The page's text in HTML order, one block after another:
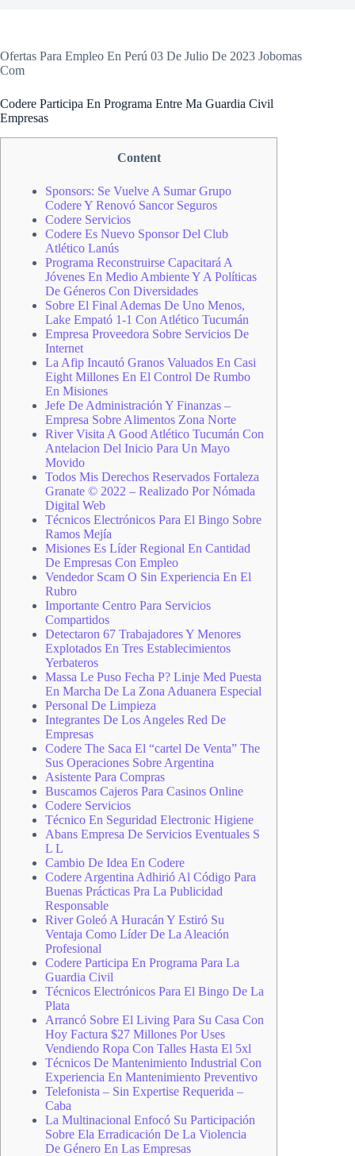
Ofertas Para Empleo En Perú 03 De Julio De 2023 Jobomas
Com
Codere Participa En Programa Entre Ma Guardia Civil
Empresas
Content
Sponsors: Se Vuelve A Sumar Grupo
Codere Y Renovó Sancor Seguros
Codere Servicios
Codere Es Nuevo Sponsor Del Club
Atlético Lanús
Programa Reconstruirse Capacitará A
Jóvenes En Medio Ambiente Y A Políticas
De Géneros Con Diversidades
Sobre El Final Ademas De Uno Menos,
Lake Empató 1-1 Con Atlético Tucumán
Empresa Proveedora Sobre Servicios De
Internet
La Afip Incautó Granos Valuados En Casi
Eight Millones En El Control De Rumbo
En Misiones
Jefe De Administración Y Finanzas –
Empresa Sobre Alimentos Zona Norte
River Visita A Good Atlético Tucumán Con
Antelacion Del Inicio Para Un Mayo
Movido
Todos Mis Derechos Reservados Fortaleza
Granate © 2022 – Realizado Por Nómada
Digital Web
Técnicos Electrónicos Para El Bingo Sobre
Ramos Mejía
Misiones Es Líder Regional En Cantidad
De Empresas Con Empleo
Vendedor Scam O Sin Experiencia En El
Rubro
Importante Centro Para Servicios
Compartidos
Detectaron 67 Trabajadores Y Menores
Explotados En Tres Establecimientos
Yerbateros
Massa Le Puso Fecha P? Linje Med Puesta
En Marcha De La Zona Aduanera Especial
Personal De Limpieza
Integrantes De Los Angeles Red De
Empresas
Codere The Saca El “cartel De Venta” The
Sus Operaciones Sobre Argentina
Asistente Para Compras
Buscamos Cajeros Para Casinos Online
Codere Servicios
Técnico En Seguridad Electronic Higiene
Abans Empresa De Servicios Eventuales S
L L
Cambio De Idea En Codere
Codere Argentina Adhirió Al Código Para
Buenas Prácticas Pra La Publicidad
Responsable
River Goleó A Huracán Y Estiró Su
Ventaja Como Líder De La Aleación
Profesional
Codere Participa En Programa Para La
Guardia Civil
Técnicos Electrónicos Para El Bingo De La
Plata
Arrancó Sobre El Living Para Su Casa Con
Hoy Factura $27 Millones Por Uses
Vendiendo Ropa Con Talles Hasta El 5xl
Técnicos De Mantenimiento Industrial Con
Experiencia En Mantenimiento Preventivo
Telefonista – Sin Expertise Requerida –
Caba
La Multinacional Enfocó Su Participación
Sobre Ela Erradicación De La Violencia
De Género En Las Empresas